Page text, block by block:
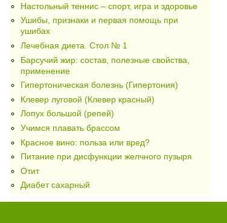
Настольный теннис – спорт, игра и здоровье
Ушибы, признаки и первая помощь при
ушибах
Лечебная диета. Стол № 1
Барсучий жир: состав, полезные свойства,
применение
Гипертоническая болезнь (Гипертония)
Клевер луговой (Клевер красный)
Лопух большой (репей)
Учимся плавать брассом
Красное вино: польза или вред?
Питание при дисфункции желчного пузыря
Отит
Диабет сахарный